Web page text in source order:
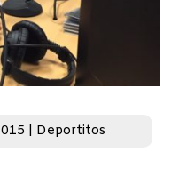
Deportitos